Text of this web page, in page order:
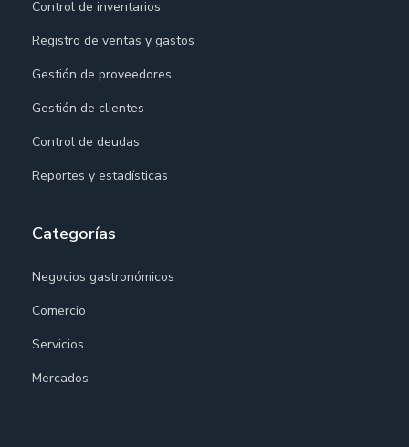
Control de inventarios
Registro de ventas y gastos
Gestión de proveedores
Gestión de clientes
Control de deudas
Reportes y estadísticas
Categorías
Negocios gastronómicos
Comercio
Servicios
Mercados